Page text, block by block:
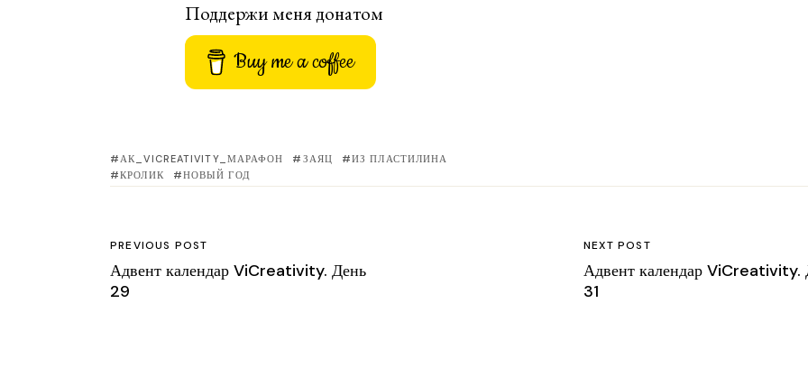
Поддержи меня донатом
Buy me a coffee
АК_VICREATIVITY_МАРАФОН ЗАЯЦ
ИЗ ПЛАСТИЛИНА
КРОЛИК
НОВЫЙ ГОД
PREVIOUS POST
Адвент календар ViCreativity. День
29
NEXT POST
Адвент календар ViCreativity.
31